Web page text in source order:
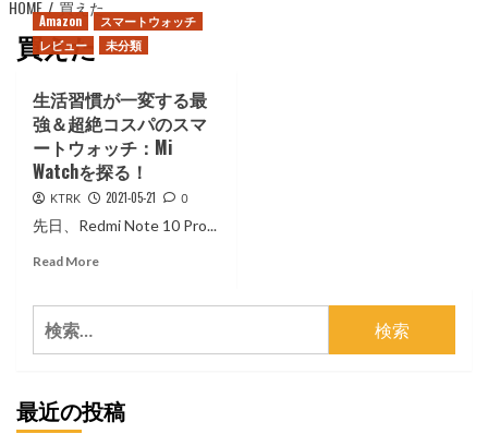
プメ
ニ
ュ
HOME 買えた
買えた
Amazon
スマートウォッチ
レビュー
未分類
生活習慣が一変する最
強＆超絶コスパのスマ
ートウォッチ：Mi
Watchを探る！
KTRK 2021-05-21 0
先日、Redmi Note 10 Pro...
Read MoreRead
が
一
検
索:
最近の投稿